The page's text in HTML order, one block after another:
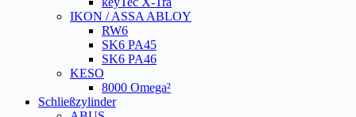
IKON / ASSA ABLOY
RW6
SK6 PA45
SK6 PA46
KESO
8000 Omega²
Schließzylinder